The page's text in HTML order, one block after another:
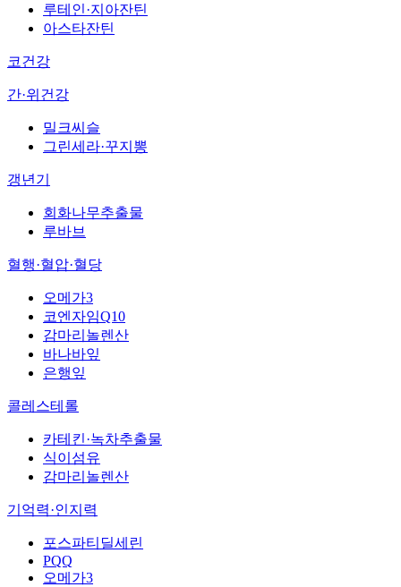
루테인·지아잔틴
아스타잔틴
코건강
간·위건강
밀크씨슬
그린세라·꾸지뽕
갱년기
회화나무추출물
루바브
혈행·혈압·혈당
오메가3
코엔자임Q10
감마리놀렌산
바나바잎
은행잎
콜레스테롤
카테킨·녹차추출물
식이섬유
감마리놀렌산
기억력·인지력
포스파티딜세린
PQQ
오메가3